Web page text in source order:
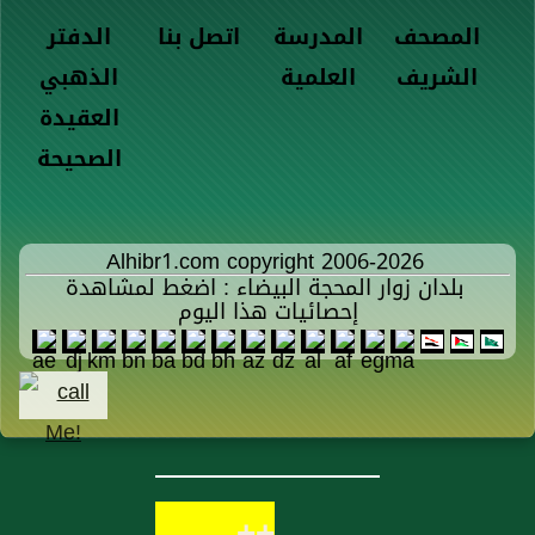
الدفتر
الذهبي
اتصل بنا
المدرسة
العلمية
المصحف
الشريف
العقيدة
الصحيحة
Alhibr1.com copyright 2006-2026
بلدان زوار المحجة البيضاء : اضغط لمشاهدة
إحصائيات هذا اليوم